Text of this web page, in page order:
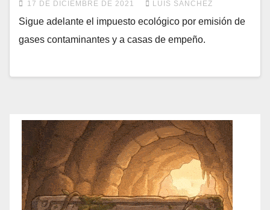
17 DE DICIEMBRE DE 2021 LUIS SÁNCHEZ
Sigue adelante el impuesto ecológico por emisión de
gases contaminantes y a casas de empeño.